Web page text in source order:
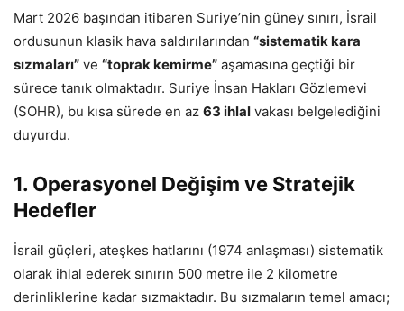
Mart 2026 başından itibaren Suriye’nin güney sınırı, İsrail
ordusunun klasik hava saldırılarından “sistematik kara
sızmaları” ve “toprak kemirme” aşamasına geçtiği bir
sürece tanık olmaktadır. Suriye İnsan Hakları Gözlemevi
(SOHR), bu kısa sürede en az 63 ihlal vakası belgelediğini
duyurdu.
1. Operasyonel Değişim ve Stratejik
Hedefler
İsrail güçleri, ateşkes hatlarını (1974 anlaşması) sistematik
olarak ihlal ederek sınırın 500 metre ile 2 kilometre
derinliklerine kadar sızmaktadır. Bu sızmaların temel amacı;